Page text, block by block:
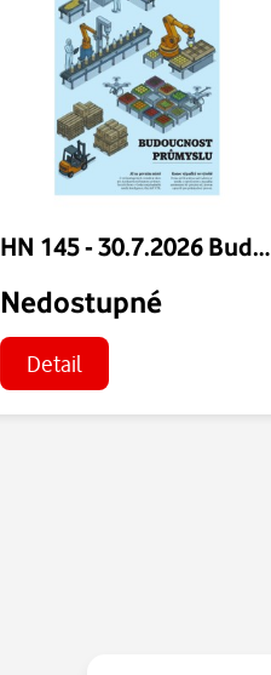
HN 145 - 30.7.2026 Budoucnost průmyslu
Nedostupné
Detail